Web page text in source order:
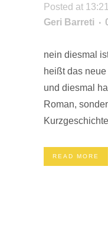
Posted at
Geri Barreti
nein diesmal
heißt das
und diesmal
Roman,
READ MORE